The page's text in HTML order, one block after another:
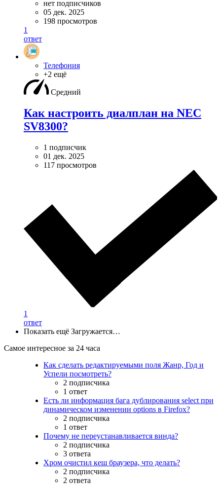
нет подписчиков
05 дек. 2025
198 просмотров
1
ответ
Телефония
+2 ещё
Средний
Как настроить диалплан на NEC
SV8300?
1 подписчик
01 дек. 2025
117 просмотров
1
ответ
Показать ещё Загружается…
Самое интересное за 24 часа
Как сделать редактируемыми поля Жанр, Год и
Успели посмотреть?
2 подписчика
1 ответ
Есть ли информация бага дублирования select при
динамическом изменении options в Firefox?
2 подписчика
1 ответ
Почему не переустанавливается винда?
2 подписчика
3 ответа
Хром очистил кеш браузера, что делать?
2 подписчика
2 ответа